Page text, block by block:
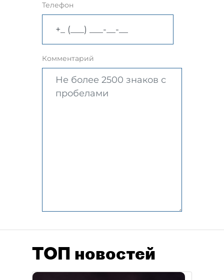
Телефон
Комментарий
ТОП новостей